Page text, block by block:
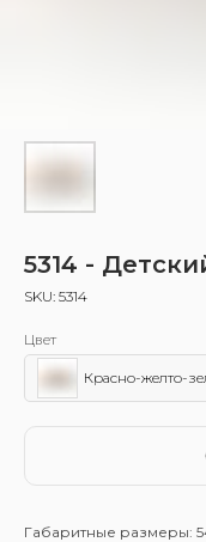
5314 -
SKU: 5314
Цвет
Красно-желто-
Габаритные размеры: